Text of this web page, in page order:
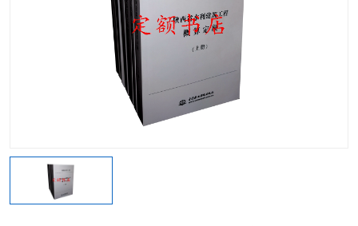
煤矿图书
铁路建设工程预算定额
电力行业工程预算定额 石油化工安装预算定额
新石油化工检修定额
石油建设安装工程预算定
山东省工程预算定额